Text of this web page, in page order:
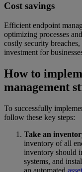
Cost savings
Efficient endpoint
optimizing processes
costly security
investment for
How to
management
To successfully
follow these key steps:
Take an
inventory of all
inventory should
systems, and
an automated